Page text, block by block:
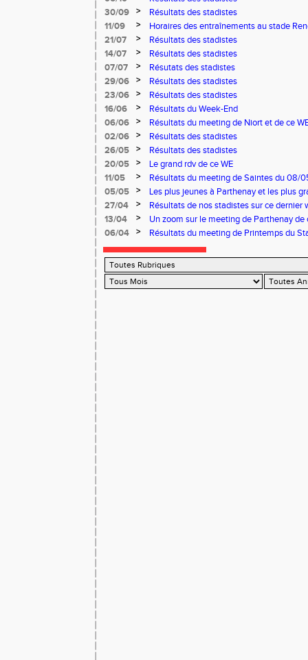
30/09
>
Résultats des stadistes
11/09
>
Horaires des entraînements au stade
21/07
>
Résultats des stadistes
14/07
>
Résultats des stadistes
07/07
>
Résutats des stadistes
29/06
>
Résultats des stadistes
23/06
>
Résultats des stadistes
16/06
>
Résultats du Week-End
06/06
>
Résultats du meeting de Niort et de ce
02/06
>
Résultats des stadistes
26/05
>
Résultats des stadistes
20/05
>
Le grand rdv de ce WE
11/05
>
Résultats du meeting de Saintes du 08/
Niort du 11/05/2025
05/05 >
Les plus jeunes à Parthenay et les plus
03 et 04 mai
27/04 >
Résultats de nos stadistes sur ce dernier
13/04
>
Un zoom sur le meeting de Parthenay
06/04
> Résultats du meeting de Printemps du